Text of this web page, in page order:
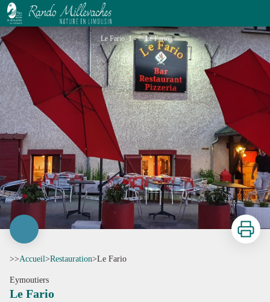
Le Fario
Le Fario_1 - © Le Fario
Imprimer
>>Accueil>Restauration>Le Fario
Eymoutiers
Le Fario